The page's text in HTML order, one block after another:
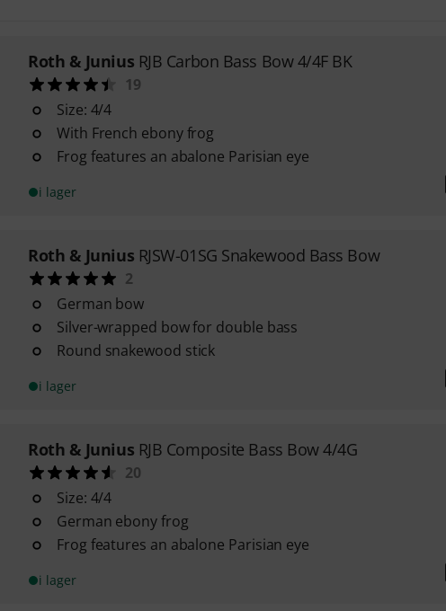
Roth & Junius RJB Carbon Bass Bow 4/4F BK
19
Size: 4/4
With French ebony frog
Frog features an abalone Parisian eye
i lager
Roth & Junius RJSW-01SG Snakewood Bass Bow
2
German bow
Silver-wrapped bow for double bass
Round snakewood stick
i lager
Roth & Junius RJB Composite Bass Bow 4/4G
20
Size: 4/4
German ebony frog
Frog features an abalone Parisian eye
i lager